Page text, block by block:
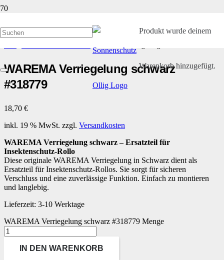
Produktwurde deinem
Warenkorb hinzugefügt.
WAREMA Verriegelung schwarz
#318779
18,70 €
inkl. 19 % MwSt. zzgl. Versandkosten
WAREMA Verriegelung schwarz – Ersatzteil für
Insektenschutz-Rollo
Diese originale WAREMA Verriegelung in Schwarz dient als
Ersatzteil für Insektenschutz-Rollos. Sie sorgt für sicheren
Verschluss und eine zuverlässige Funktion. Einfach zu montieren
und langlebig.
Lieferzeit: 3-10 Werktage
WAREMA Verriegelung schwarz #318779 Menge
IN DEN WARENKORB